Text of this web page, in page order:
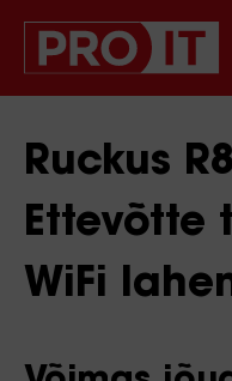
Ruckus
Ettevõtte
WiFi